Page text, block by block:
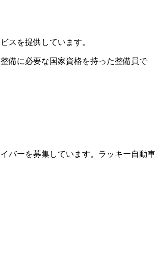
スを提供しています。
備に必要な国家資格を持った整備員で
バーを募集しています。ラッキー自動車